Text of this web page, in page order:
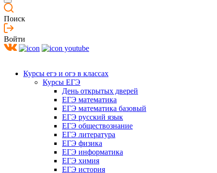
Поиск
Войти
Курсы егэ и огэ в классах
Курсы ЕГЭ
День открытых дверей
ЕГЭ математика
ЕГЭ математика базовый
ЕГЭ русский язык
ЕГЭ обществознание
ЕГЭ литература
ЕГЭ физика
ЕГЭ информатика
ЕГЭ химия
ЕГЭ история